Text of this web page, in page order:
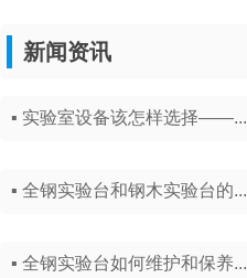
新闻资讯
▪ 实验室设备该怎样选择——...
▪ 全钢实验台和钢木实验台的...
▪ 全钢实验台如何维护和保养...